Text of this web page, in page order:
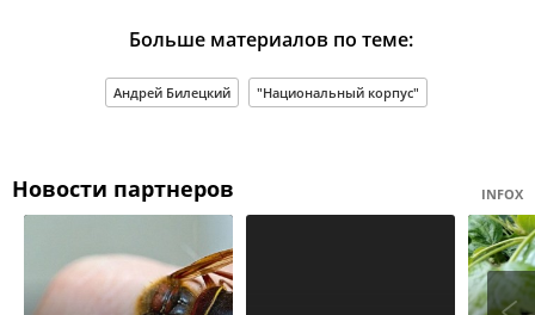
Больше материалов по теме:
Андрей Билецкий "Национальный корпус"
Новости партнеров INFOX